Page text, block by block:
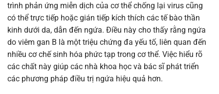
trình phản ứng miễn dịch của cơ thể chống lại virus cũng
có thể trực tiếp hoặc gián tiếp kích thích các tế bào thần
kinh dưới da, dẫn đến ngứa. Điều này cho thấy rằng ngứa
do viêm gan B là một triệu chứng đa yếu tố, liên quan đến
nhiều cơ chế sinh hóa phức tạp trong cơ thể. Việc hiểu rõ
các chất này giúp các nhà khoa học và bác sĩ phát triển
các phương pháp điều trị ngứa hiệu quả hơn.